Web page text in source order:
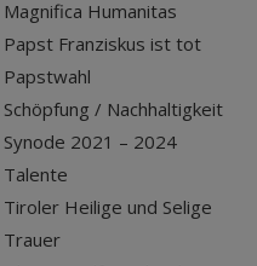
Magnifica Humanitas
Papst Franziskus ist tot
Papstwahl
Schöpfung / Nachhaltigkeit
Synode 2021 – 2024
Talente
Tiroler Heilige und Selige
Trauer